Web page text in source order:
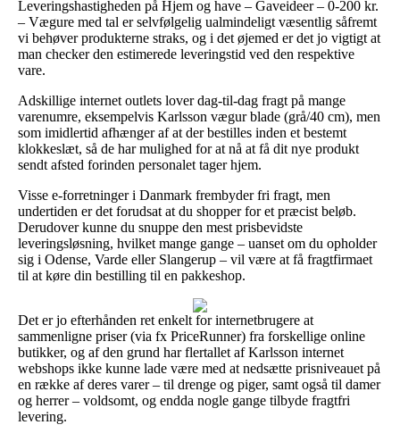
Leveringshastigheden på Hjem og have – Gaveideer – 0-200 kr.
– Vægure med tal er selvfølgelig ualmindeligt væsentlig såfremt
vi behøver produkterne straks, og i det øjemed er det jo vigtigt at
man checker den estimerede leveringstid ved den respektive
vare.
Adskillige internet outlets lover dag-til-dag fragt på mange
varenumre, eksempelvis Karlsson vægur blade (grå/40 cm), men
som imidlertid afhænger af at der bestilles inden et bestemt
klokkeslæt, så de har mulighed for at nå at få dit nye produkt
sendt afsted forinden personalet tager hjem.
Visse e-forretninger i Danmark frembyder fri fragt, men
undertiden er det forudsat at du shopper for et præcist beløb.
Derudover kunne du snuppe den mest prisbevidste
leveringsløsning, hvilket mange gange – uanset om du opholder
sig i Odense, Varde eller Slangerup – vil være at få fragtfirmaet
til at køre din bestilling til en pakkeshop.
Det er jo efterhånden ret enkelt for internetbrugere at
sammenligne priser (via fx PriceRunner) fra forskellige online
butikker, og af den grund har flertallet af Karlsson internet
webshops ikke kunne lade være med at nedsætte prisniveauet på
en række af deres varer – til drenge og piger, samt også til damer
og herrer – voldsomt, og endda nogle gange tilbyde fragtfri
levering.